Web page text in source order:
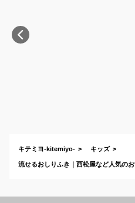
キテミヨ-kitemiyo- キッズ
流せるおしりふき｜西松屋など人気の